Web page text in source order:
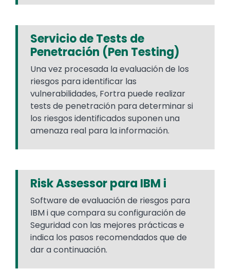
Servicio de Tests de
Penetración (Pen Testing)
Una vez procesada la evaluación de los
riesgos para identificar las
vulnerabilidades, Fortra puede realizar
tests de penetración para determinar si
los riesgos identificados suponen una
amenaza real para la información.
Risk Assessor para IBM i
Software de evaluación de riesgos para
IBM i que compara su configuración de
Seguridad con las mejores prácticas e
indica los pasos recomendados que de
dar a continuación.